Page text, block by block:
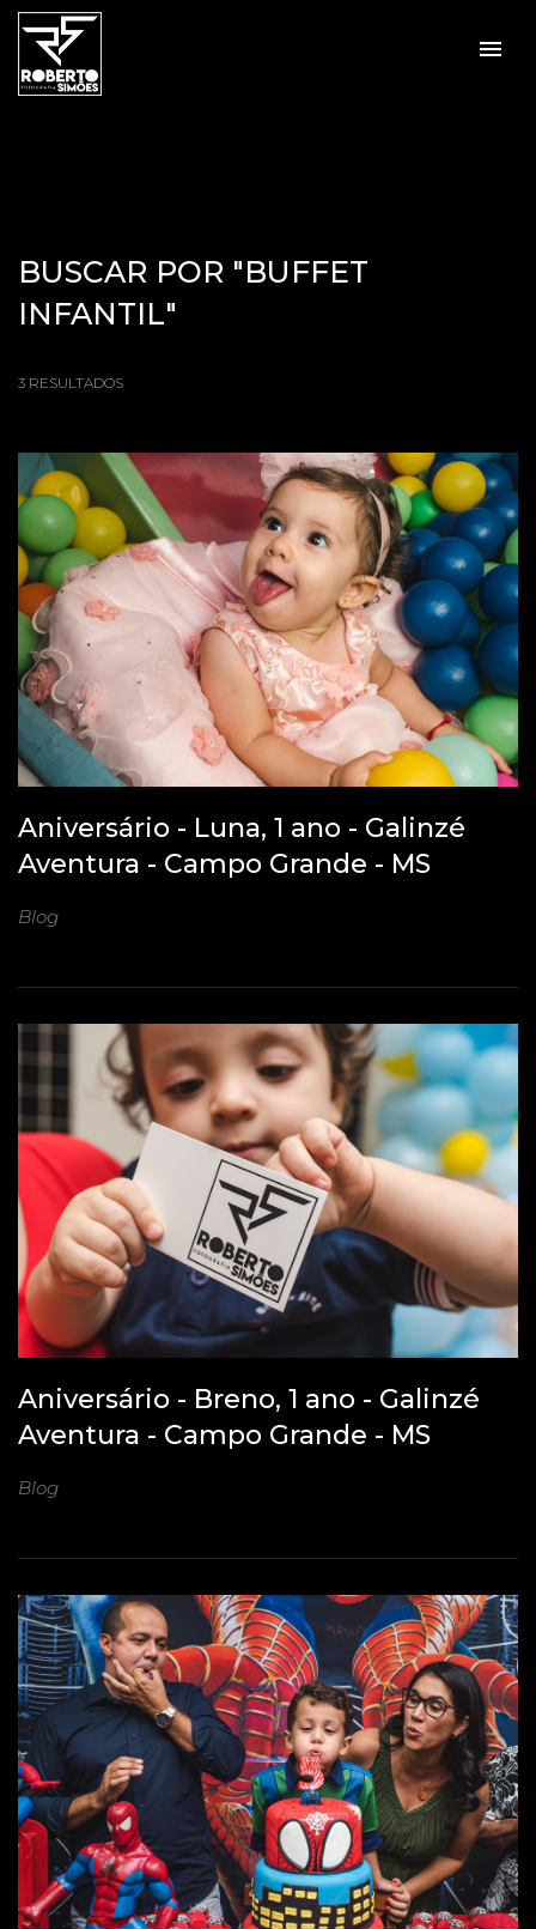
menu
BUSCAR POR "BUFFET
INFANTIL"
3 RESULTADOS
Aniversário - Luna, 1 ano - Galinzé
Aventura - Campo Grande - MS
Blog
Aniversário - Breno, 1 ano - Galinzé
Aventura - Campo Grande - MS
Blog